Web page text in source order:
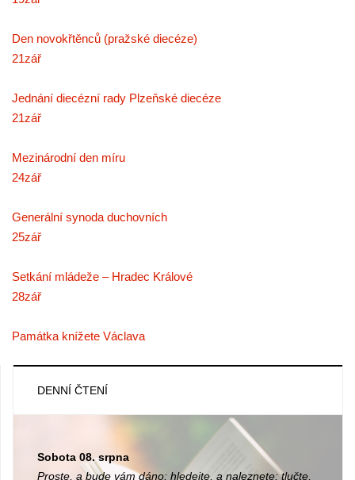
Den novokřtěnců (pražské diecéze)
21zář
Jednání diecézní rady Plzeňské diecéze
21zář
Mezinárodní den míru
24zář
Generální synoda duchovních
25zář
Setkání mládeže – Hradec Králové
28zář
Památka knížete Václava
DENNÍ ČTENÍ
Sobota 08. srpna
Proste, a bude vám dáno; hledejte, a naleznete; tlučte,